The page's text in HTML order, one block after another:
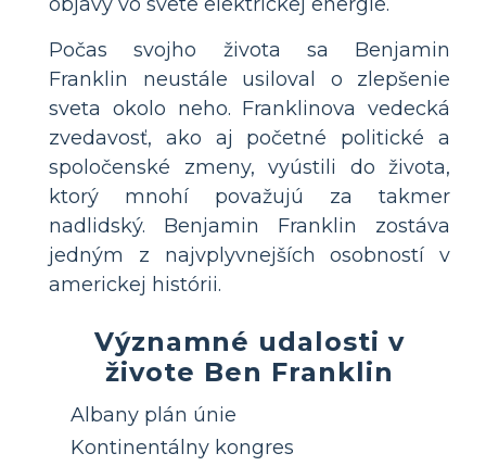
Počas svojho života sa Benjamin
Franklin neustále usiloval o zlepšenie
sveta okolo neho. Franklinova vedecká
zvedavosť, ako aj početné politické a
spoločenské zmeny, vyústili do života,
ktorý mnohí považujú za takmer
nadlidský. Benjamin Franklin zostáva
jedným z najvplyvnejších osobností v
americkej histórii.
Významné udalosti v
živote Ben Franklin
Albany plán únie
Kontinentálny kongres